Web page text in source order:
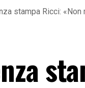
stampa Ricci: